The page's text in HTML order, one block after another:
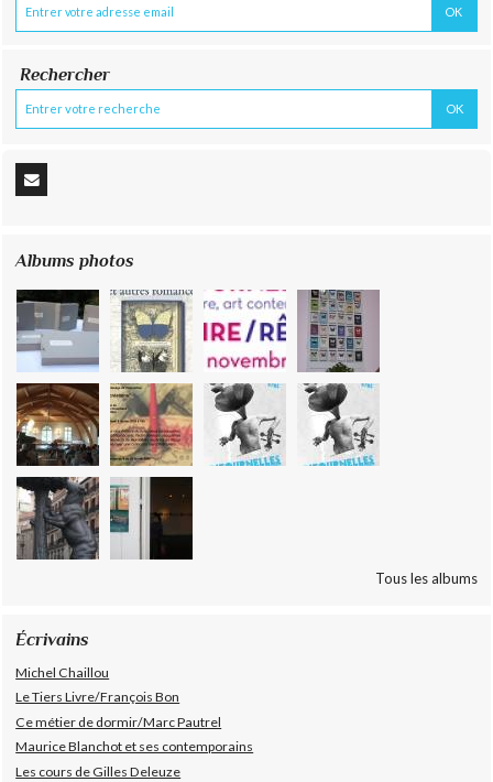
Rechercher
Albums photos
Tous les albums
Écrivains
Michel Chaillou
Le Tiers Livre/François Bon
Ce métier de dormir/Marc Pautrel
Maurice Blanchot et ses contemporains
Les cours de Gilles Deleuze